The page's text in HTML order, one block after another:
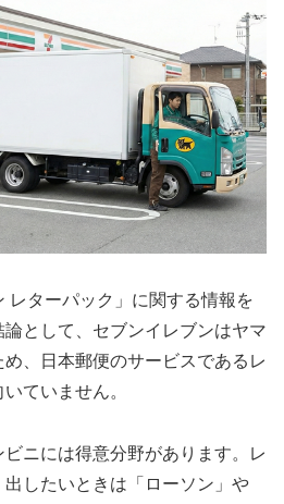
レターパック」に関する情報を
として、セブンイレブンはヤマ
め、日本郵便のサービスであるレ
ていません。
ニには得意分野があります。レ
したいときは「ローソン」や